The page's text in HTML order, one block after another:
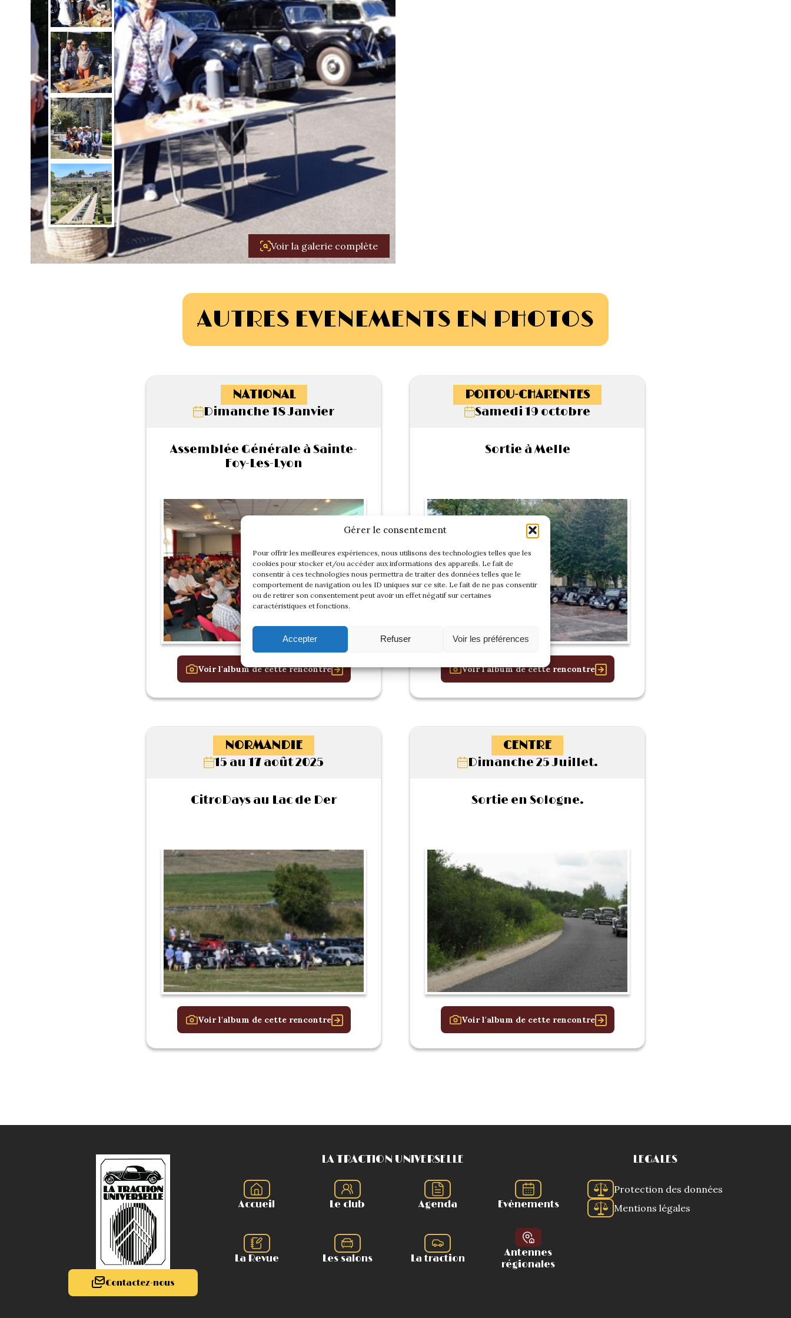
Gérer le consentement
Pour offrir les meilleures expériences, nous utilisons des technologies telles que les
cookies pour stocker et/ou accéder aux informations des appareils. Le fait de
consentir à ces technologies nous permettra de traiter des données telles que le
comportement de navigation ou les ID uniques sur ce site. Le fait de ne pas consentir
ou de retirer son consentement peut avoir un effet négatif sur certaines
caractéristiques et fonctions.
Accepter Refuser Voir les préférences
Voir la galerie complète
AUTRES EVENEMENTS EN PHOTOS
NATIONAL
Dimanche 18 Janvier
Assemblée Générale à Sainte-
Foy-Les-Lyon
Voir l'album de cette rencontre
POITOU-CHARENTES
Samedi 19 octobre
Sortie à Melle
Voir l'album de cette rencontre
NORMANDIE
15 au 17 août 2025
CitroDays au Lac de Der
Voir l'album de cette rencontre
CENTRE
Dimanche 25 Juillet.
Sortie en Sologne.
Voir l'album de cette rencontre
Contactez-nous
LA TRACTION UNIVERSELLE
Accueil Le club Agenda Evènements
La Revue Les salons La traction
Antennes
régionales
LEGALES
Protection des données
Mentions légales